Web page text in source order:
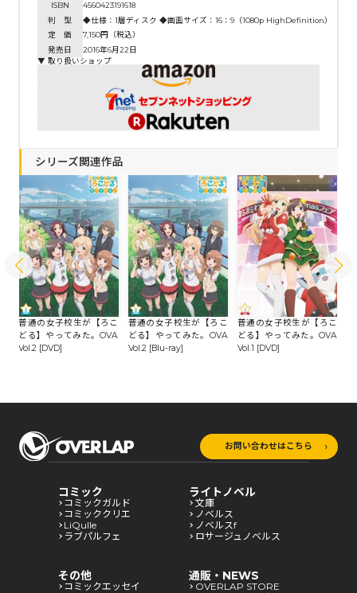
ISBN
4560423191618
判 型
◆仕様：1層ディスク ◆画面サイズ：16：9（1080p HighDefinition）（一
定 価
7,150円（税込）
発売日
2016年6月22日
▼ 取り扱いショップ
シリーズ関連作品
普通の女子校生が【ろこ
どる】やってみた。OVA
Vol.2 [DVD]
普通の女子校生が【ろこ
どる】やってみた。OVA
Vol.2 [Blu-ray]
普通の女子校生が【ろこ
どる】やってみた。OVA
Vol.1 [DVD]
お問い合わせはこちら
コミック
コミックガルド
コミッククリエ
LiQulle
ラブパルフェ
ライトノベル
文庫
ノベルス
ノベルスf
ロサージュノベルス
その他
コミックエッセイ
通販・NEWS
OVERLAP STORE